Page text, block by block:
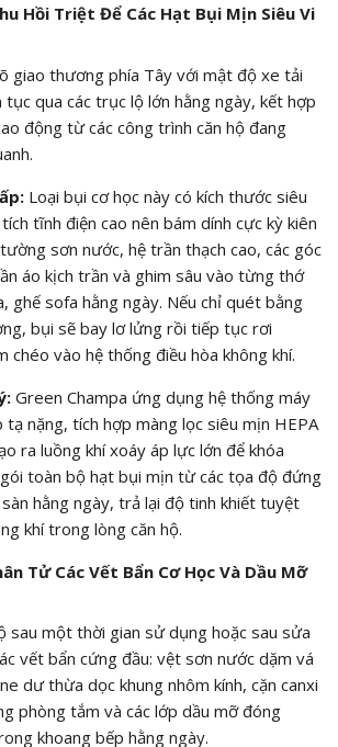
Hồi Triệt Để Các Hạt Bụi Mịn Siêu Vi
giao thương phía Tây với mật độ xe tải
tục qua các trục lộ lớn hằng ngày, kết hợp
động từ các công trình căn hộ đang
Loại bụi cơ học này có kích thước siêu
tĩnh điện cao nên bám dính cực kỳ kiên
sơn nước, hệ trần thạch cao, các góc
áo kịch trần và ghim sâu vào từng thớ
ghế sofa hằng ngày. Nếu chỉ quét bằng
bụi sẽ bay lơ lửng rồi tiếp tục rơi
chéo vào hệ thống điều hòa không khí.
Green Champa ứng dụng hệ thống máy
tạ nặng, tích hợp màng lọc siêu mịn HEPA
ra luồng khí xoáy áp lực lớn để khóa
toàn bộ hạt bụi mịn từ các tọa độ đứng
hằng ngày, trả lại độ tinh khiết tuyệt
khí trong lòng căn hộ.
Tử Các Vết Bẩn Cơ Học Và Dầu Mỡ
sau một thời gian sử dụng hoặc sau sửa
vết bẩn cứng đầu: vệt sơn nước dặm vá
dư thừa dọc khung nhôm kính, cặn canxi
phòng tắm và các lớp dầu mỡ đóng
khoang bếp hằng ngày.